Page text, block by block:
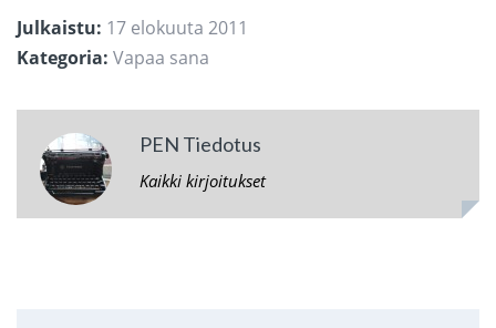
Julkaistu: 17 elokuuta 2011
Kategoria: Vapaa sana
PEN Tiedotus
Kaikki kirjoitukset